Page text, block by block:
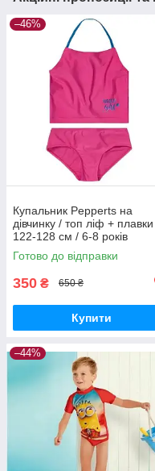
–46%
Купальник Pepperts на
дівчинку / топ ліф +
122-128 см / 6-8 років
Готово до відправки
350 ₴ 650 ₴
Купити
–44%